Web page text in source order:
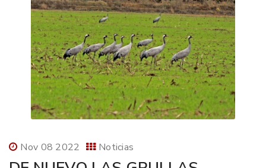
Nov 08 2022 Noticias